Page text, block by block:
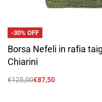
-30% OFF
Borsa Nefeli in rafia
Chiarini
€125,00€87,50